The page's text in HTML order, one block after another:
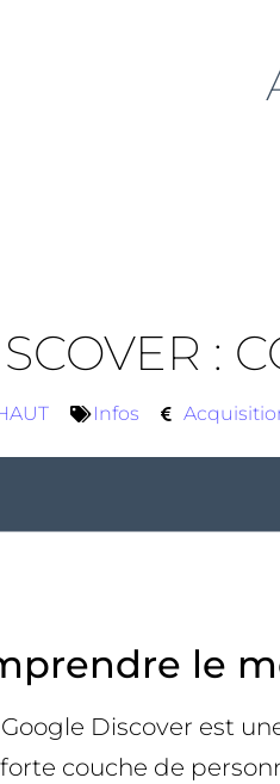
:
Infos
le
Discover est
couche de